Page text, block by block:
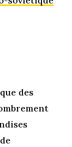
des